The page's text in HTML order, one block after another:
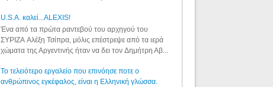
U.S.A. καλεί...ALEXIS!
Ένα από τα πρώτα ραντεβού του αρχηγού του
ΣΥΡΙΖΑ Αλέξη Τσίπρα, μόλις επέστρεψε από τα ιερά
χώματα της Αργεντινής ήταν να δει τον Δημήτρη Αβ...
Το τελειότερο εργαλείο που επινόησε ποτε ο
ανθρώπινος εγκέφαλος, είναι η Ελληνική γλώσσα.